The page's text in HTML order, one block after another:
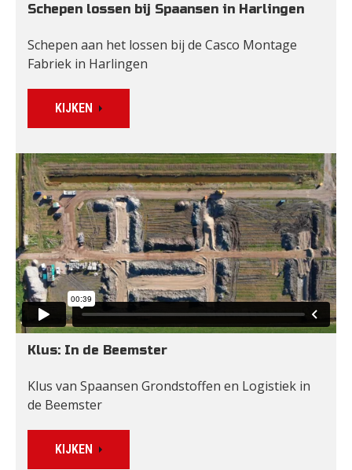
Schepen lossen bij Spaansen in Harlingen
Schepen aan het lossen bij de Casco Montage
Fabriek in Harlingen
KIJKEN
Klus: In de Beemster
Klus van Spaansen Grondstoffen en Logistiek in
de Beemster
KIJKEN